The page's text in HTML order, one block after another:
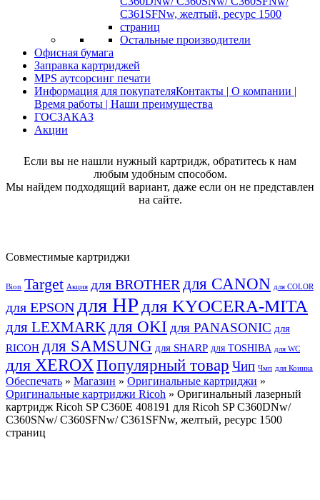
Остальные производители
Офисная бумага
Заправка картриджей
MPS аутсорсинг печати
Информация для покупателяКонтакты | О компании |
Время работы | Наши преимущества
ГОСЗАКАЗ
Акции
Если вы не нашли нужный картридж, обратитесь к нам
любым удобным способом.
Мы найдем подходящий вариант, даже если он не представлен
на сайте.
Совместимые картриджи
Bion Target Акция для BROTHER для CANON для COLOR
для EPSON для HP для KYOCERA-MITA
для LEXMARK для OKI для PANASONIC для
RICOH для SAMSUNG для SHARP для TOSHIBA для WC
для XEROX Популярный товар Чип Чмп для Коника
Обеспечать » Магазин » Оригинальные картриджи »
Оригинальные картриджи Ricoh » Оригинальный лазерный
картридж Ricoh SP C360E 408191 для Ricoh SP C360DNw/
C360SNw/ C360SFNw/ C361SFNw, желтый, ресурс 1500
страниц